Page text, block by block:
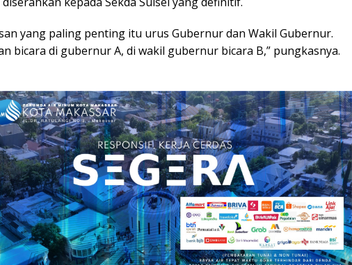
yang paling penting itu urus Gubernur dan Wakil Gubernur.
bicara di gubernur A, di wakil gubernur bicara B,” pungkasnya.